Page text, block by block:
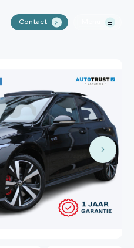
Contact .
Aanbod
Waarom LSN Lease?
Over ons
Contact